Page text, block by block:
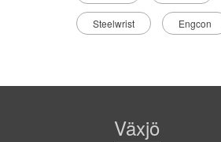
Steelwrist Engcon
Växjö